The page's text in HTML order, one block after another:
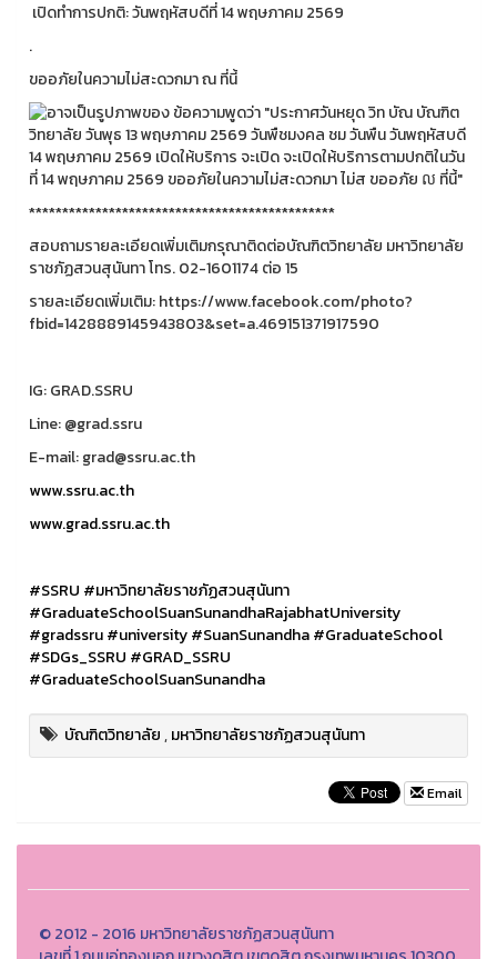
เปิดทำการปกติ: วันพฤหัสบดีที่ 14 พฤษภาคม 2569
.
ขออภัยในความไม่สะดวกมา ณ ที่นี้
**********************************************
สอบถามรายละเอียดเพิ่มเติมกรุณาติดต่อบัณฑิตวิทยาลัย มหาวิทยาลัย
ราชภัฏสวนสุนันทา โทร. 02-1601174 ต่อ 15
รายละเอียดเพิ่มเติม: https://www.facebook.com/photo?
fbid=1428889145943803&set=a.469151371917590
IG: GRAD.SSRU
Line: @grad.ssru
E-mail: grad@ssru.ac.th
www.ssru.ac.th
www.grad.ssru.ac.th
#SSRU #มหาวิทยาลัยราชภัฏสวนสุนันทา
#GraduateSchoolSuanSunandhaRajabhatUniversity
#gradssru#university#SuanSunandha#GraduateSchool
#SDGs_SSRU #GRAD_SSRU
#GraduateSchoolSuanSunandha
บัณฑิตวิทยาลัย,มหาวิทยาลัยราชภัฏสวนสุนันทา
Email
© 2012 - 2016 มหาวิทยาลัยราชภัฏสวนสุนันทา